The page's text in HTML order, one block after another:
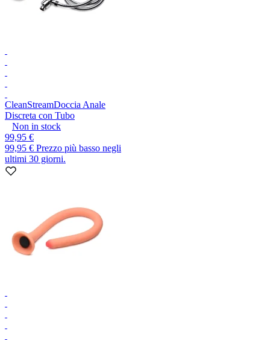
CleanStreamDoccia Anale
Discreta con Tubo
Non in stock
99,95 €
99,95 € Prezzo più basso negli
ultimi 30 giorni.